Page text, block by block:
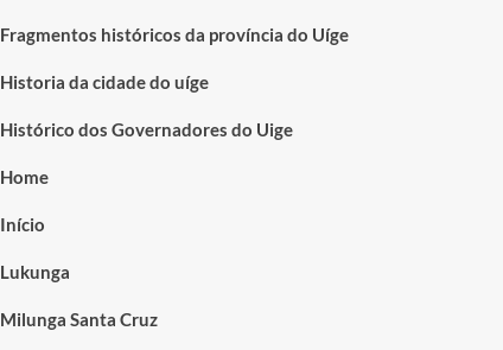
Fragmentos históricos da província do Uíge
Historia da cidade do uíge
Histórico dos Governadores do Uige
Home
Início
Lukunga
Milunga Santa Cruz